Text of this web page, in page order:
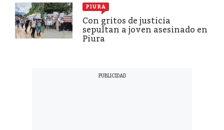
PIURA
Con gritos de justicia
sepultan a joven asesinado en
Piura